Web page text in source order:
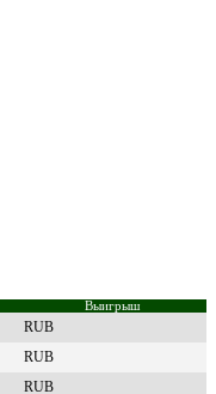
Выигрыш
RUB
RUB
RUB